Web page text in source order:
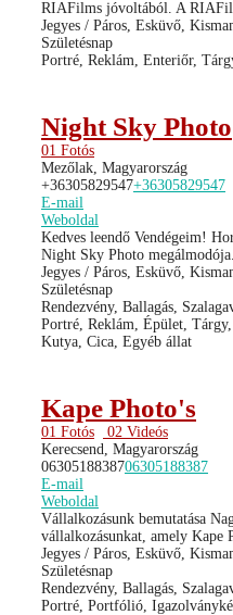
RIAFilms jóvoltából. A
Jegyes / Páros, Esküvő,
Születésnap
Portré, Reklám, Enteriőr,
Night Sky Photo
01 Fotós
Mezőlak, Magyarország
+36305829547+36305829547
E-mail
Weboldal
Kedves leendő Vendégeim!
Night Sky Photo
Jegyes / Páros, Esküvő,
Születésnap
Rendezvény, Ballagás,
Portré, Reklám, Épület,
Kutya, Cica, Egyéb állat
Kape Photo's
01 Fotós
02 Videós
Kerecsend, Magyarország
0630518838706305188387
E-mail
Weboldal
Vállalkozásunk bemutatása
vállalkozásunkat, amely Kape
Jegyes / Páros, Esküvő,
Születésnap
Rendezvény, Ballagás,
Portré, Portfólió,